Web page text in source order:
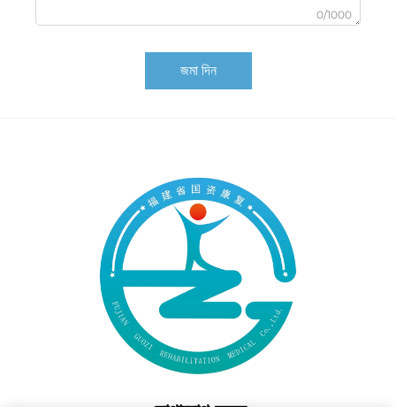
0/1000
জমা দিন